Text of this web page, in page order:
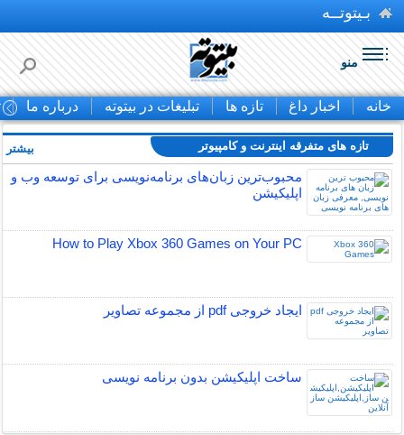
بـیتوتــه
منو
خانه اخبار داغ تازه ها تبلیغات در بیتوته درباره ما
تازه های متفرقه اينترنت و كامپيوتر
محبوب‌ترین زبان‌های برنامه‌نویسی برای توسعه وب و
اپلیکیشن
How to Play Xbox 360 Games on Your PC
ایجاد خروجی pdf از مجموعه تصاویر
ساخت اپلیکیشن بدون برنامه نویسی
بیشتر